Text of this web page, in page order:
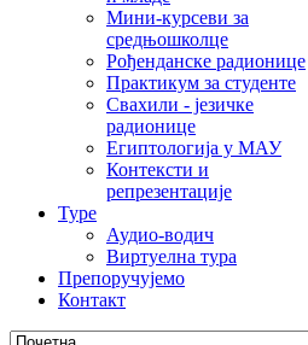
Мини-курсеви за
средњошколце
Рођенданске радионице
Практикум за студенте
Свахили - језичке
радионице
Египтологија у МАУ
Контексти и
репрезентације
Туре
Аудио-водич
Виртуелна тура
Препоручујемо
Контакт